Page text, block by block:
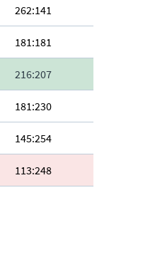
262:141
181:181
216:207
181:230
145:254
113:248